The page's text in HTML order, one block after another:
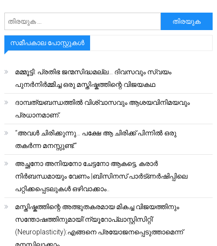
അനേഷിക്കുക
സമീപകാല പോസ്റ്റുകൾ
മമ്മൂട്ടി: പ്രതിഭ ജന്മസിദ്ധമല്ല… ദിവസവും സ്വയം
പുനർനിർമ്മിച്ച ഒരു മസ്തിഷ്കത്തിന്റെ വിജയകഥ
ദാമ്പത്യബന്ധത്തിൽ വിശ്വാസവും ആശയവിനിമയവും
പ്രധാനമാണ്.
“അവൾ ചിരിക്കുന്നു… പക്ഷേ ആ ചിരിക്ക് പിന്നിൽ ഒരു
തകർന്ന മനസ്സുണ്ട്.”
അച്ഛനോ അനിയനോ ചേട്ടനോ ആകട്ടെ, കരാർ
നിർബന്ധമായും വേണം |ബിസിനസ് പാർട്ണർഷിപ്പിലെ
പറ്റിക്കപ്പെടലുകൾ ഒഴിവാക്കാം..
മസ്തിഷ്കത്തിന്റെ അത്ഭുതകരമായ മികച്ച വിജയത്തിനും
സന്തോഷത്തിനുമായി’ന്യൂറോപ്ലാസ്റ്റിസിറ്റി’
(Neuroplasticity):എങ്ങനെ പ്രയോജനപ്പെടുത്താമെന്ന്